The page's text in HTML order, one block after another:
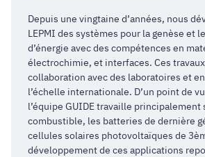
Depuis une vingtaine d’années, nous
LEPMI des systèmes pour la genèse et
d’énergie avec des compétences en
électrochimie, et interfaces. Ces
collaboration avec des laboratoires et
l’échelle internationale. D’un point de
l’équipe GUIDE travaille principalement
combustible, les batteries de dernière
cellules solaires photovoltaïques de
développement de ces applications